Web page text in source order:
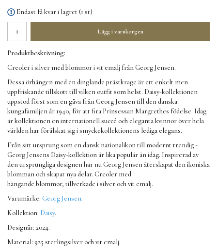
Endast få kvar i lagret (1 st)
Lägg i varukorgen
Produktbeskrivning:
Creoler i silver med blommor i vit emalj från Georg Jensen.
Dessa örhängen med en dinglande prästkrage är ett enkelt men
uppfriskande tillskott till vilken outfit som helst. Daisy-kollektionen
uppstod först som en gåva från Georg Jensen till den danska
kungafamiljen år 1940, för att fira Prinsessan Margrethes födelse. Idag
är kollektionen en internationell succé och eleganta kvinnor över hela
världen har förälskat sig i smyckekollektionens lediga elegans.
Från sitt ursprung som en dansk nationalikon till modernt trendig -
Georg Jensens Daisy-kollektion är lika populär än idag. Inspirerad av
den ursprungliga designen har nu Georg Jensen återskapat den ikoniska
blomman och skapat nya delar. Creoler med
hängande blommor, tillverkade i silver och vit emalj.
Varumärke: Georg Jensen.
Kollektion: Daisy.
Designår: 2024.
Material: 925 sterlingsilver och vit emalj.